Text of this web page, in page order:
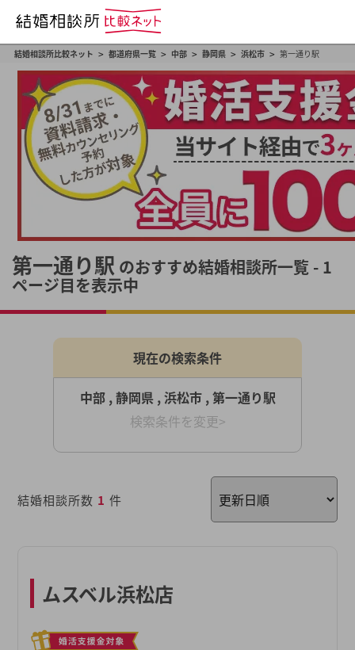
結婚相談所比較ネット > 都道府県一覧 > 中部 > 静岡県 > 浜松市 > 第一通り駅
第一通り駅 のおすすめ結婚相談所一覧 - 1
ページ目を表示中
現在の検索条件
中部 , 静岡県 , 浜松市 , 第一通り駅
検索条件を変更>
結婚相談所数 1 件
ムスベル浜松店